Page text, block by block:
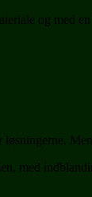
og med
med